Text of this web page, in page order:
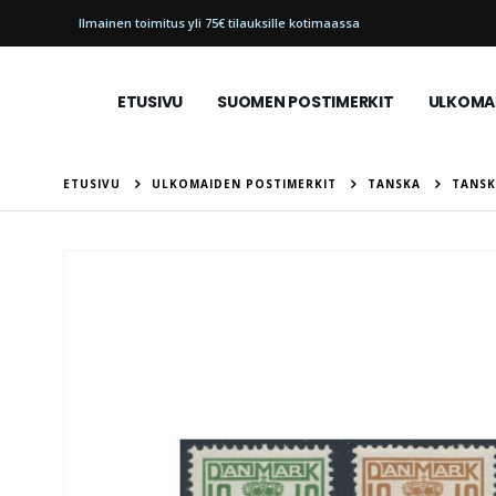
Ilmainen toimitus yli 75€ tilauksille kotimaassa
ETUSIVU SUOMEN POSTIMERKIT
ETUSIVU ULKOMAIDEN POSTIMERKIT TANSKA